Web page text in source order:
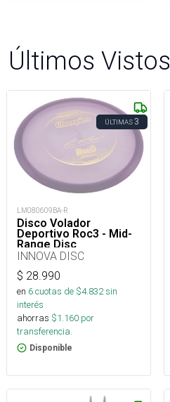
Últimos Vistos
ÚLTIMAS3
LM080609BA-R
Disco Volador
Deportivo Roc3 - Mid-
Range Disc
INNOVA DISC
$ 28.990
en 6cuotas de $4.832sin
interés
ahorras $1.160 por
transferencia.
Disponible